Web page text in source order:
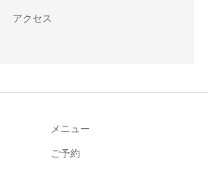
アクセス
メニュー
ご予約